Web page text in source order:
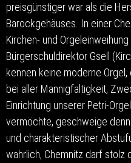
preisgünstiger war als die
Barockgehäuses. In einer
Kirchen- und
Bürgerschuldirektor Gsell
kennen keine moderne
bei aller Mannigfaltigkeit,
Einrichtung unserer Petri-
vermöchte, geschweige
und charakteristischer
wahrlich, Chemnitz darf stolz